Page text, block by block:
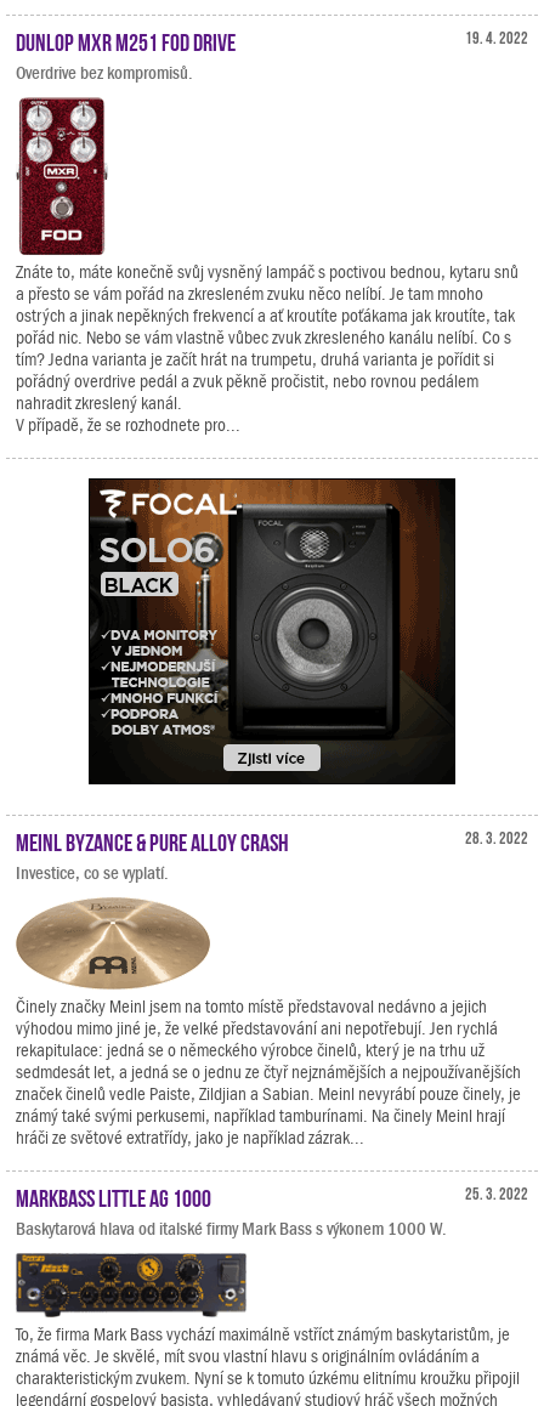
19. 4. 2022
Dunlop MXR M251 FOD Drive
Overdrive bez kompromisů.
Znáte to, máte konečně svůj vysněný lampáč s poctivou bednou, kytaru snů
a přesto se vám pořád na zkresleném zvuku něco nelíbí. Je tam mnoho
ostrých a jinak nepěkných frekvencí a ať kroutíte poťákama jak kroutíte, tak
pořád nic. Nebo se vám vlastně vůbec zvuk zkresleného kanálu nelíbí. Co s
tím? Jedna varianta je začít hrát na trumpetu, druhá varianta je pořídit si
pořádný overdrive pedál a zvuk pěkně pročistit, nebo rovnou pedálem
nahradit zkreslený kanál.
V případě, že se rozhodnete pro...
28. 3. 2022
Meinl Byzance & Pure Alloy Crash
Investice, co se vyplatí.
Činely značky Meinl jsem na tomto místě představoval nedávno a jejich
výhodou mimo jiné je, že velké představování ani nepotřebují. Jen rychlá
rekapitulace: jedná se o německého výrobce činelů, který je na trhu už
sedmdesát let, a jedná se o jednu ze čtyř nejznámějších a nejpoužívanějších
značek činelů vedle Paiste, Zildjian a Sabian. Meinl nevyrábí pouze činely, je
známý také svými perkusemi, například tamburínami. Na činely Meinl hrají
hráči ze světové extratřídy, jako je například zázrak...
25. 3. 2022
Markbass Little AG 1000
Baskytarová hlava od italské firmy Mark Bass s výkonem 1000 W.
To, že firma Mark Bass vychází maximálně vstříct známým baskytaristům, je
známá věc. Je skvělé, mít svou vlastní hlavu s originálním ovládáním a
charakteristickým zvukem. Nyní se k tomuto úzkému elitnímu kroužku připojil
legendární gospelový basista, vyhledávaný studiový hráč všech možných